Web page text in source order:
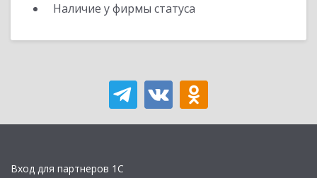
Наличие у фирмы статуса
Вход для партнеров 1С